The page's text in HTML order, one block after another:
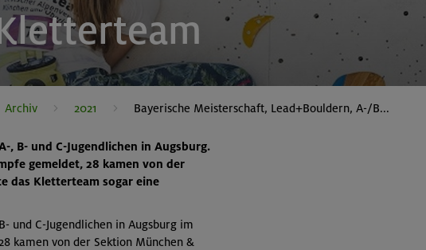
Archiv 2021 Bayerische Meisterschaft, Lead+Bouldern, A-/B...
B- und C-Jugendlichen in Augsburg.
gemeldet, 28 kamen von der
das Kletterteam sogar eine
und C-Jugendlichen in Augsburg im
kamen von der Sektion München &